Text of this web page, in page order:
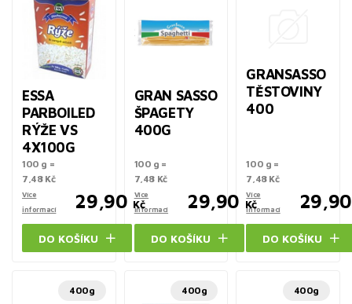
ESSA
PARBOILED
RÝŽE VS
4X100G
100 g =
7,48 Kč
Více
informací
29,90 Kč
DO KOŠÍKU
GRAN SASSO
ŠPAGETY
400G
100 g =
7,48 Kč
Více
informací
29,90 Kč
DO KOŠÍKU
GRANSASSO
TĚSTOVINY
400
100 g =
7,48 Kč
Více
informací
29,90
DO KOŠÍKU
400g 400g 400g